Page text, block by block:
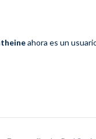
ahora es un